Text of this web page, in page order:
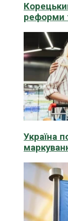
реформи
Україна